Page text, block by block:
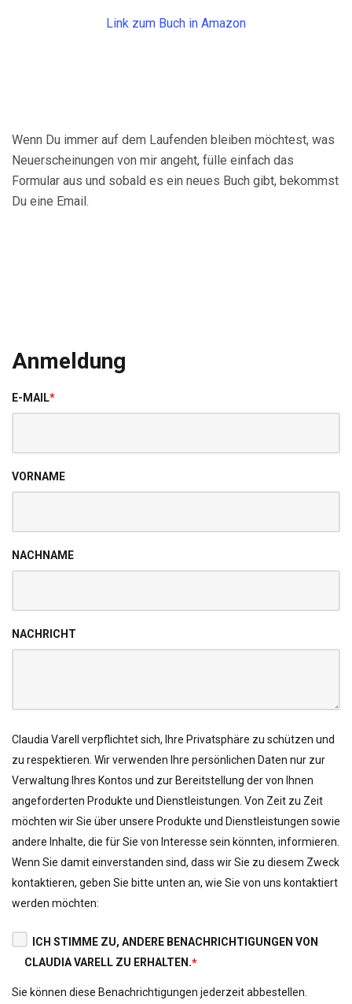
Link zum Buch in Amazon
Wenn Du immer auf dem Laufenden bleiben möchtest, was
Neuerscheinungen von mir angeht, fülle einfach das
Formular aus und sobald es ein neues Buch gibt, bekommst
Du eine Email.
Anmeldung
E-MAIL*
VORNAME
NACHNAME
NACHRICHT
Claudia Varell verpflichtet sich, Ihre Privatsphäre zu schützen und
zu respektieren. Wir verwenden Ihre persönlichen Daten nur zur
Verwaltung Ihres Kontos und zur Bereitstellung der von Ihnen
angeforderten Produkte und Dienstleistungen. Von Zeit zu Zeit
möchten wir Sie über unsere Produkte und Dienstleistungen sowie
andere Inhalte, die für Sie von Interesse sein könnten, informieren.
Wenn Sie damit einverstanden sind, dass wir Sie zu diesem Zweck
kontaktieren, geben Sie bitte unten an, wie Sie von uns kontaktiert
werden möchten:
ICH STIMME ZU, ANDERE BENACHRICHTIGUNGEN VON
CLAUDIA VARELL ZU ERHALTEN.*
Sie können diese Benachrichtigungen jederzeit abbestellen.